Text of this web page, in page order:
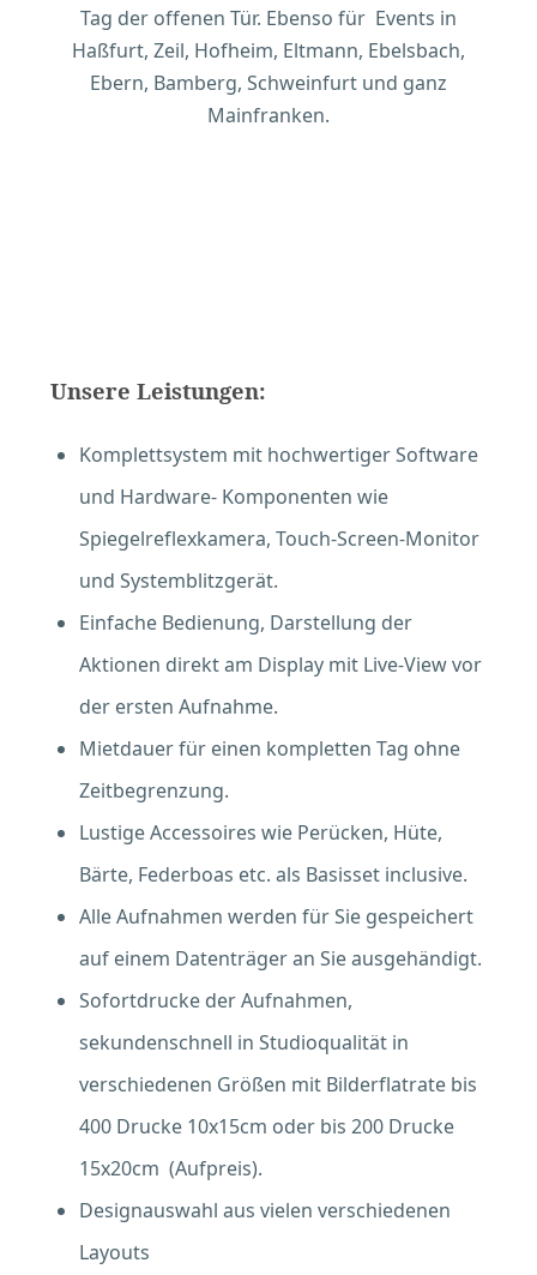
Tag der offenen Tür. Ebenso für Events in
Haßfurt, Zeil, Hofheim, Eltmann, Ebelsbach,
Ebern, Bamberg, Schweinfurt und ganz
Mainfranken.
Unsere Leistungen:
Komplettsystem mit hochwertiger Software
und Hardware- Komponenten wie
Spiegelreflexkamera, Touch-Screen-Monitor
und Systemblitzgerät.
Einfache Bedienung, Darstellung der
Aktionen direkt am Display mit Live-View vor
der ersten Aufnahme.
Mietdauer für einen kompletten Tag ohne
Zeitbegrenzung.
Lustige Accessoires wie Perücken, Hüte,
Bärte, Federboas etc. als Basisset inclusive.
Alle Aufnahmen werden für Sie gespeichert
auf einem Datenträger an Sie ausgehändigt.
Sofortdrucke der Aufnahmen,
sekundenschnell in Studioqualität in
verschiedenen Größen mit Bilderflatrate bis
400 Drucke 10x15cm oder bis 200 Drucke
15x20cm (Aufpreis).
Designauswahl aus vielen verschiedenen
Layouts